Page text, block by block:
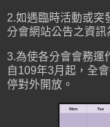
2.如遇臨時活動或突
分會網站公告之資訊
3.為使各分會會務運
自109年3月起，全
停對外開放。